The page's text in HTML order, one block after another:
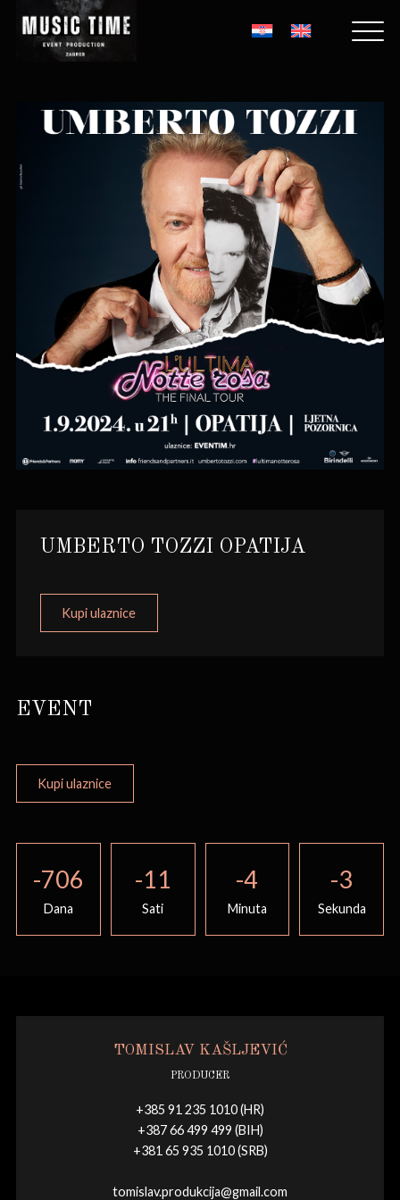
UMBERTO TOZZI OPATIJA
Kupi ulaznice
EVENT
Kupi ulaznice
-706
Dana
-11
Sati
-4
Minuta
-3
Sekunda
TOMISLAV KAŠLJEVIĆ
PRODUCER
+385 91 235 1010 (HR)
+387 66 499 499 (BIH)
+381 65 935 1010 (SRB)
tomislav.produkcija@gmail.com